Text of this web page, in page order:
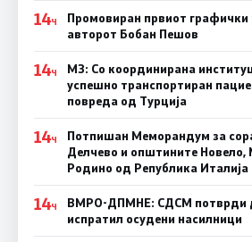
14Ч
Промовиран првиот графички
авторот Бобан Пешов
14Ч
МЗ: Со координирана
успешно транспортиран
повреда од Турција
14Ч
Потпишан Меморандум за
Делчево и општините Новело,
Родино од Република Италија
14Ч
ВМРО-ДПМНЕ: СДСM потврди
испратил осудени насилници